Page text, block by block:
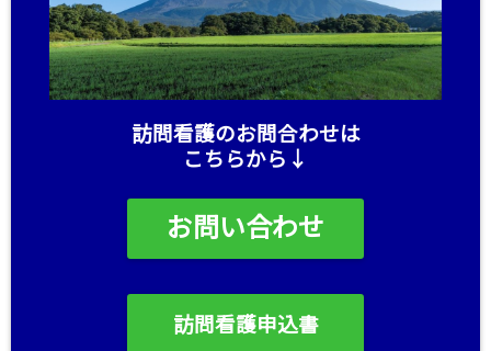
訪問看護のお問合わせは
こちらから↓
お問い合わせ
訪問看護申込書